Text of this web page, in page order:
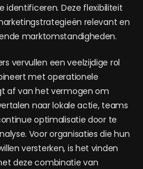
identificeren. Deze flexibiliteit
relevant en
marktomstandigheden.
vervullen een veelzijdige rol
met operationele
af van het vermogen om
naar lokale actie, teams
optimalisatie door te
Voor organisaties die hun
versterken, is het vinden
deze combinatie van